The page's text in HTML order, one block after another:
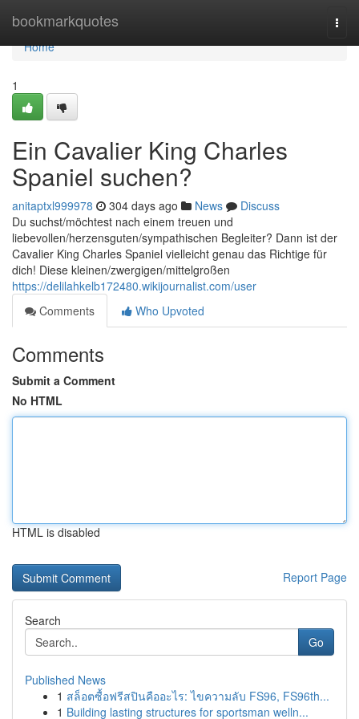
bookmarkquotes
Home
Home
1
Ein Cavalier King Charles
Spaniel suchen?
anitaptxl999978 304 days ago News
Discuss
Du suchst/möchtest nach einem treuen und
liebevollen/herzensguten/sympathischen Begleiter? Dann ist der
Cavalier King Charles Spaniel vielleicht genau das Richtige für
dich! Diese kleinen/zwergigen/mittelgroßen
https://delilahkelb172480.wikijournalist.com/user
Comments
Who Upvoted
Comments
Submit a Comment
No HTML
HTML is disabled
Report Page
Search
Go
Published News
1 สล็อตซื้อฟรีสปินคืออะไร: ไขความลับ FS96, FS96th...
1 Building lasting structures for sportsman welln...